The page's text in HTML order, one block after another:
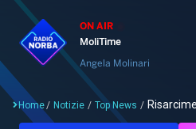
ON AIR
MoliTime
Angela Molinari
Home/ Notizie / Top News /